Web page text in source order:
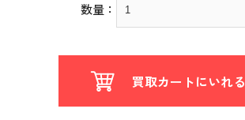
数量：
買取カートにいれる